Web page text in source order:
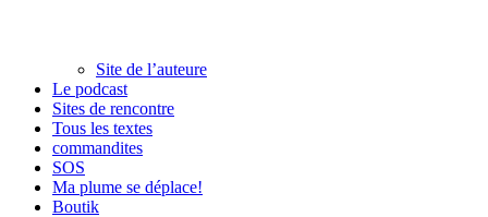
Site de l’auteure
Le podcast
Sites de rencontre
Tous les textes
commandites
SOS
Ma plume se déplace!
Boutik